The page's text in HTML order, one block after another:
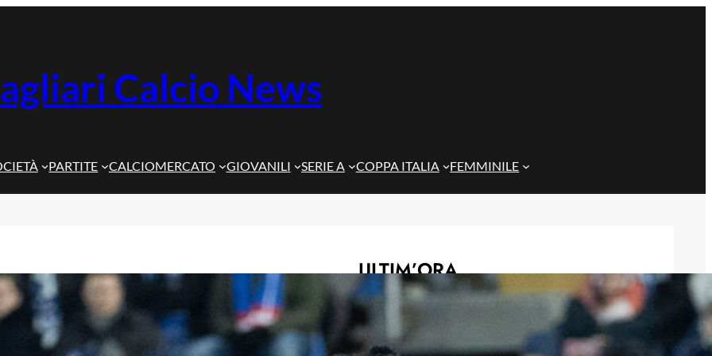
Calcio News
PARTITE CALCIOMERCATO GIOVANILI SERIE A COPPA ITALIA FEMMINILE
ULTIM’ORA
Quintero si allontana dal Cagliari:
per lui si apre la porta del
campionato colombiano